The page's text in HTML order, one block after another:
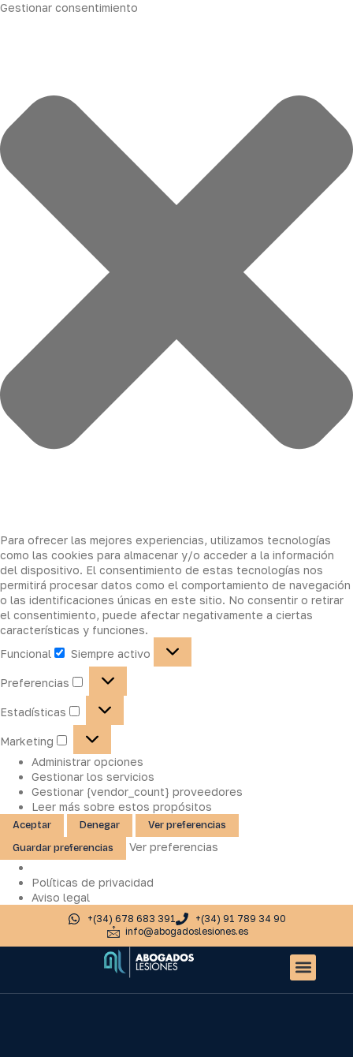
Gestionar consentimiento
Para ofrecer las mejores experiencias, utilizamos tecnologías
como las cookies para almacenar y/o acceder a la información
del dispositivo. El consentimiento de estas tecnologías nos
permitirá procesar datos como el comportamiento de navegación
o las identificaciones únicas en este sitio. No consentir o retirar
el consentimiento, puede afectar negativamente a ciertas
características y funciones.
Funcional
Siempre activo
Preferencias
Estadísticas
Marketing
Administrar opciones
Gestionar los servicios
Gestionar {vendor_count} proveedores
Leer más sobre estos propósitos
Aceptar Denegar
Ver preferencias
Guardar preferencias
Ver preferencias
Políticas de privacidad
Aviso legal
+(34) 678 683 391
+(34) 91 789 34 90
info@abogadoslesiones.es